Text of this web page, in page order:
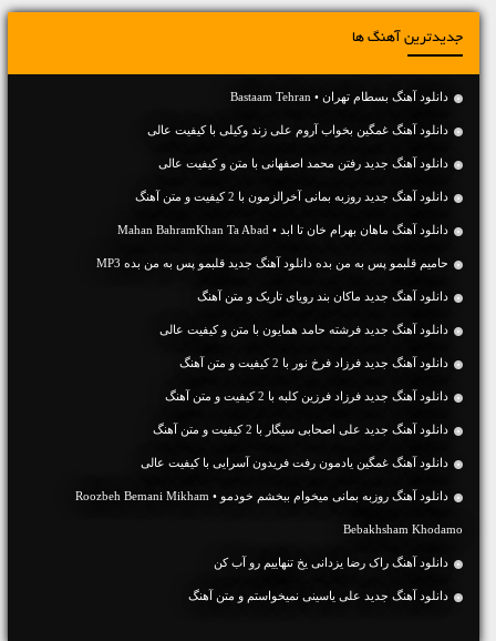
جدیدترین آهنگ ها
دانلود آهنگ بسطام تهران • Bastaam Tehran
دانلود آهنگ غمگین بخواب آروم علی زند وکیلی با کیفیت عالی
دانلود آهنگ جديد رفتن محمد اصفهانی با متن و کیفیت عالی
دانلود آهنگ جديد روزبه بمانی آخرالزمون با 2 کیفیت و متن آهنگ
دانلود آهنگ ماهان بهرام خان تا ابد • Mahan BahramKhan Ta Abad
حامیم قلبمو پس به من بده دانلود آهنگ جدید قلبمو پس به من بده MP3
دانلود آهنگ جديد ماکان بند رویای تاریک و متن آهنگ
دانلود آهنگ جديد فرشته حامد همایون با متن و کیفیت عالی
دانلود آهنگ جديد فرزاد فرخ نور با 2 کیفیت و متن آهنگ
دانلود آهنگ جديد فرزاد فرزین کلبه با 2 کیفیت و متن آهنگ
دانلود آهنگ جديد علی اصحابی سیگار با 2 کیفیت و متن آهنگ
دانلود آهنگ غمگین یادمون رفت فریدون آسرایی با کیفیت عالی
دانلود آهنگ روزبه بمانی میخوام ببخشم خودمو • Roozbeh Bemani Mikham
Bebakhsham Khodamo
دانلود آهنگ راک رضا یزدانی یخ تنهاییم رو آب کن
دانلود آهنگ جديد علی یاسینی نمیخواستم و متن آهنگ